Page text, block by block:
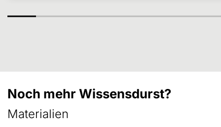
Noch mehr Wissensdurst?
Materialien